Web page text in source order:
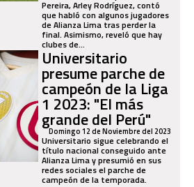
Pereira, Arley Rodríguez, contó
que habló con algunos jugadores
de Alianza Lima tras perder la
final. Asimismo, reveló que hay
clubes de...
Universitario
presume parche de
campeón de la Liga
1 2023: "El más
grande del Perú"
Domingo 12 de Noviembre del 2023
Universitario sigue celebrando el
título nacional conseguido ante
Alianza Lima y presumió en sus
redes sociales el parche de
campeón de la temporada.